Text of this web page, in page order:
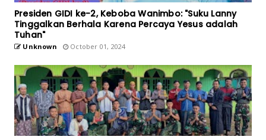
Presiden GIDI ke-2, Keboba Wanimbo: "Suku Lanny
Tinggalkan Berhala Karena Percaya Yesus adalah
Tuhan"
Unknown October 01, 2024